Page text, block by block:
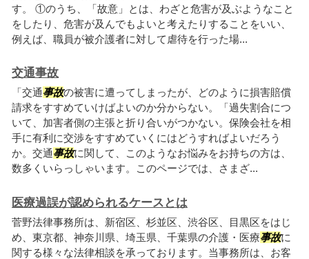
す。 ①のうち、「故意」とは、わざと危害が及ぶようなこと
をしたり、危害が及んでもよいと考えたりすることをいい、
例えば、職員が被介護者に対して虐待を行った場...
交通事故
「交通事故の被害に遭ってしまったが、どのように損害賠償
請求をすすめていけばよいのか分からない。「過失割合につ
いて、加害者側の主張と折り合いがつかない。保険会社を相
手に有利に交渉をすすめていくにはどうすればよいだろう
か。交通事故に関して、このようなお悩みをお持ちの方は、
数多くいらっしゃいます。このページでは、さまざ...
医療過誤が認められるケースとは
菅野法律事務所は、新宿区、杉並区、渋谷区、目黒区をはじ
め、東京都、神奈川県、埼玉県、千葉県の介護・医療事故に
関する様々な法律相談を承っております。当事務所は、お客